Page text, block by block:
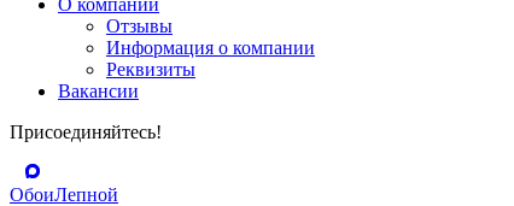
О компании
Отзывы
Информация о компании
Реквизиты
Вакансии
Присоединяйтесь!
ОбоиЛепной